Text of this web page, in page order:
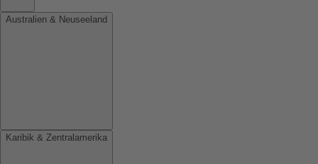
Australien & Neuseeland
Karibik & Zentralamerika